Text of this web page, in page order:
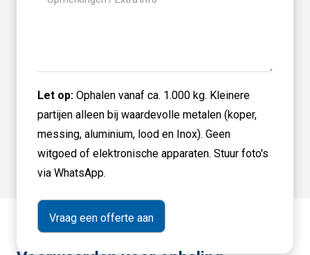
Let op: Ophalen vanaf ca. 1.000 kg. Kleinere
partijen alleen bij waardevolle metalen (koper,
messing, aluminium, lood en Inox). Geen
witgoed of elektronische apparaten. Stuur foto's
via WhatsApp.